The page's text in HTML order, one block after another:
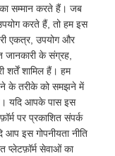
का सम्मान करते हैं। जब
करते हैं, तो हम इस
एकत्र, उपयोग और
जानकारी के संग्रह,
शर्तें शामिल हैं। हम
के तरीके को समझने में
यदि आपके पास इस
पर प्रकाशित संपर्क
इस गोपनीयता नीति
प्लेटफ़ॉर्म सेवाओं का